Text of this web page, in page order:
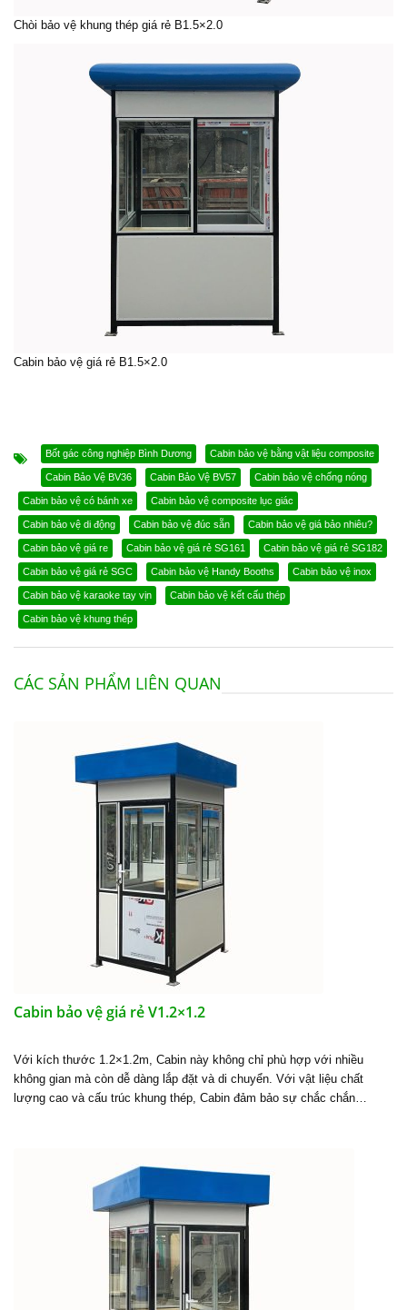
Chòi bảo vệ khung thép giá rẻ B1.5×2.0
Cabin bảo vệ giá rẻ B1.5×2.0
Bốt gác công nghiệp Bình Dương Cabin bảo vệ bằng vật liệu composite
Cabin Bảo Vệ BV36 Cabin Bảo Vệ BV57 Cabin bảo vệ chống nóng
Cabin bảo vệ có bánh xe Cabin bảo vệ composite lục giác
Cabin bảo vệ di động Cabin bảo vệ đúc sẵn Cabin bảo vệ giá bảo nhiêu?
Cabin bảo vệ giá re Cabin bảo vệ giá rẻ SG161 Cabin bảo vệ giá rẻ SG182
Cabin bảo vệ giá rẻ SGC Cabin bảo vệ Handy Booths Cabin bảo vệ inox
Cabin bảo vệ karaoke tay vịn Cabin bảo vệ kết cấu thép
Cabin bảo vệ khung thép
CÁC SẢN PHẨM LIÊN QUAN
Cabin bảo vệ giá rẻ V1.2×1.2
Với kích thước 1.2×1.2m, Cabin này không chỉ phù hợp với nhiều
không gian mà còn dễ dàng lắp đặt và di chuyển. Với vật liệu chất
lượng cao và cấu trúc khung thép, Cabin đảm bảo sự chắc chắn…